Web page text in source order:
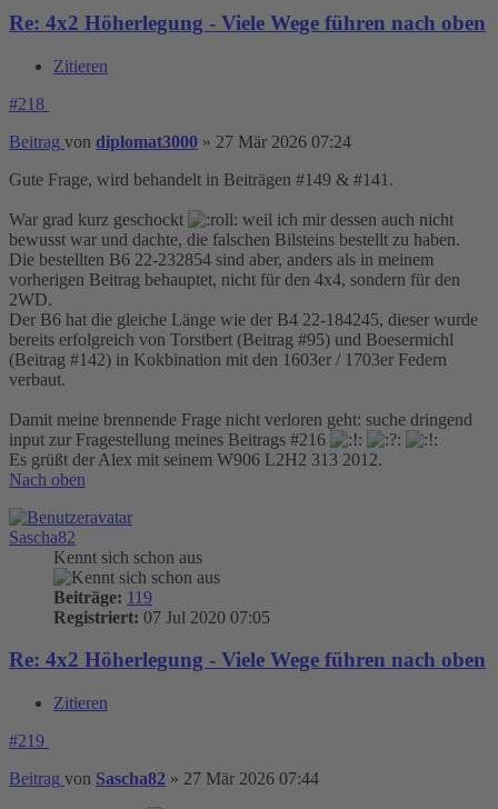
Re: 4x2 Höherlegung - Viele Wege führen nach oben
Zitieren
#218
Beitrag von diplomat3000 » 27 Mär 2026 07:24
Gute Frage, wird behandelt in Beiträgen #149 & #141.
War grad kurz geschockt
weil ich mir dessen auch nicht
bewusst war und dachte, die falschen Bilsteins bestellt zu haben.
Die bestellten B6 22-232854 sind aber, anders als in meinem
vorherigen Beitrag behauptet, nicht für den 4x4, sondern für den
2WD.
Der B6 hat die gleiche Länge wie der B4 22-184245, dieser wurde
bereits erfolgreich von Torstbert (Beitrag #95) und Boesermichl
(Beitrag #142) in Kokbination mit den 1603er / 1703er Federn
verbaut.
Damit meine brennende Frage nicht verloren geht: suche dringend
input zur Fragestellung meines Beitrags #216
Es grüßt der Alex mit seinem W906 L2H2 313 2012.
Nach oben
Sascha82
Kennt sich schon aus
Beiträge: 119
Registriert: 07 Jul 2020 07:05
Re: 4x2 Höherlegung - Viele Wege führen nach oben
Zitieren
#219
Beitrag von Sascha82 » 27 Mär 2026 07:44